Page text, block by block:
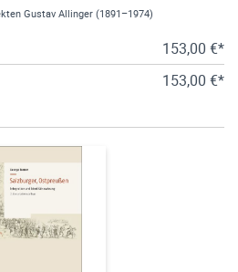
Gustav Allinger (1891–1974)
153,00 €*
153,00 €*